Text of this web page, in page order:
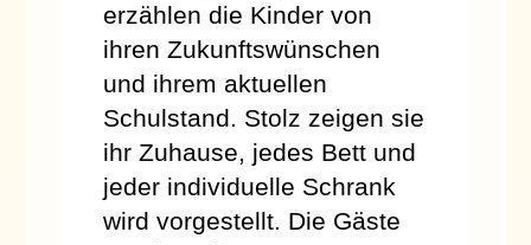
erzählen die Kinder von
ihren Zukunftswünschen
und ihrem aktuellen
Schulstand. Stolz zeigen sie
ihr Zuhause, jedes Bett und
jeder individuelle Schrank
wird vorgestellt. Die Gäste